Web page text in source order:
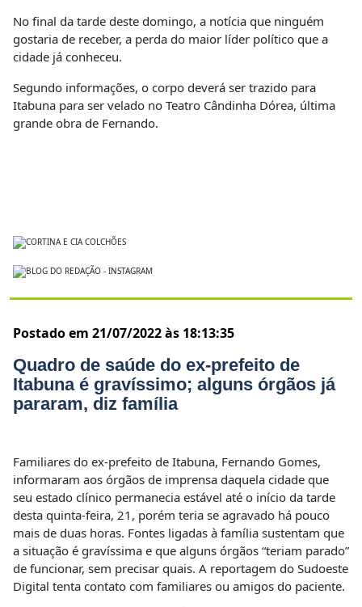
No final da tarde deste domingo, a notícia que ninguém
gostaria de receber, a perda do maior líder político que a
cidade já conheceu.
Segundo informações, o corpo deverá ser trazido para
Itabuna para ser velado no Teatro Cândinha Dórea, última
grande obra de Fernando.
Postado em 21/07/2022 às 18:13:35
Quadro de saúde do ex-prefeito de
Itabuna é gravíssimo; alguns órgãos já
pararam, diz família
Familiares do ex-prefeito de Itabuna, Fernando Gomes,
informaram aos órgãos de imprensa daquela cidade que
seu estado clínico permanecia estável até o início da tarde
desta quinta-feira, 21, porém teria se agravado há pouco
mais de duas horas. Fontes ligadas à família sustentam que
a situação é gravíssima e que alguns órgãos “teriam parado”
de funcionar, sem precisar quais. A reportagem do Sudoeste
Digital tenta contato com familiares ou amigos do paciente.